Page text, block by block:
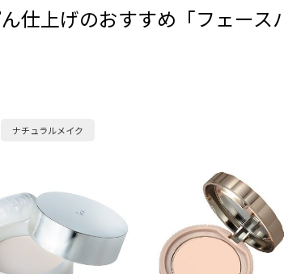
仕上げのおすすめ「フェース
ナチュラルメイク